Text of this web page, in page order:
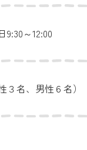
9:30～12:00
３名、男性６名）